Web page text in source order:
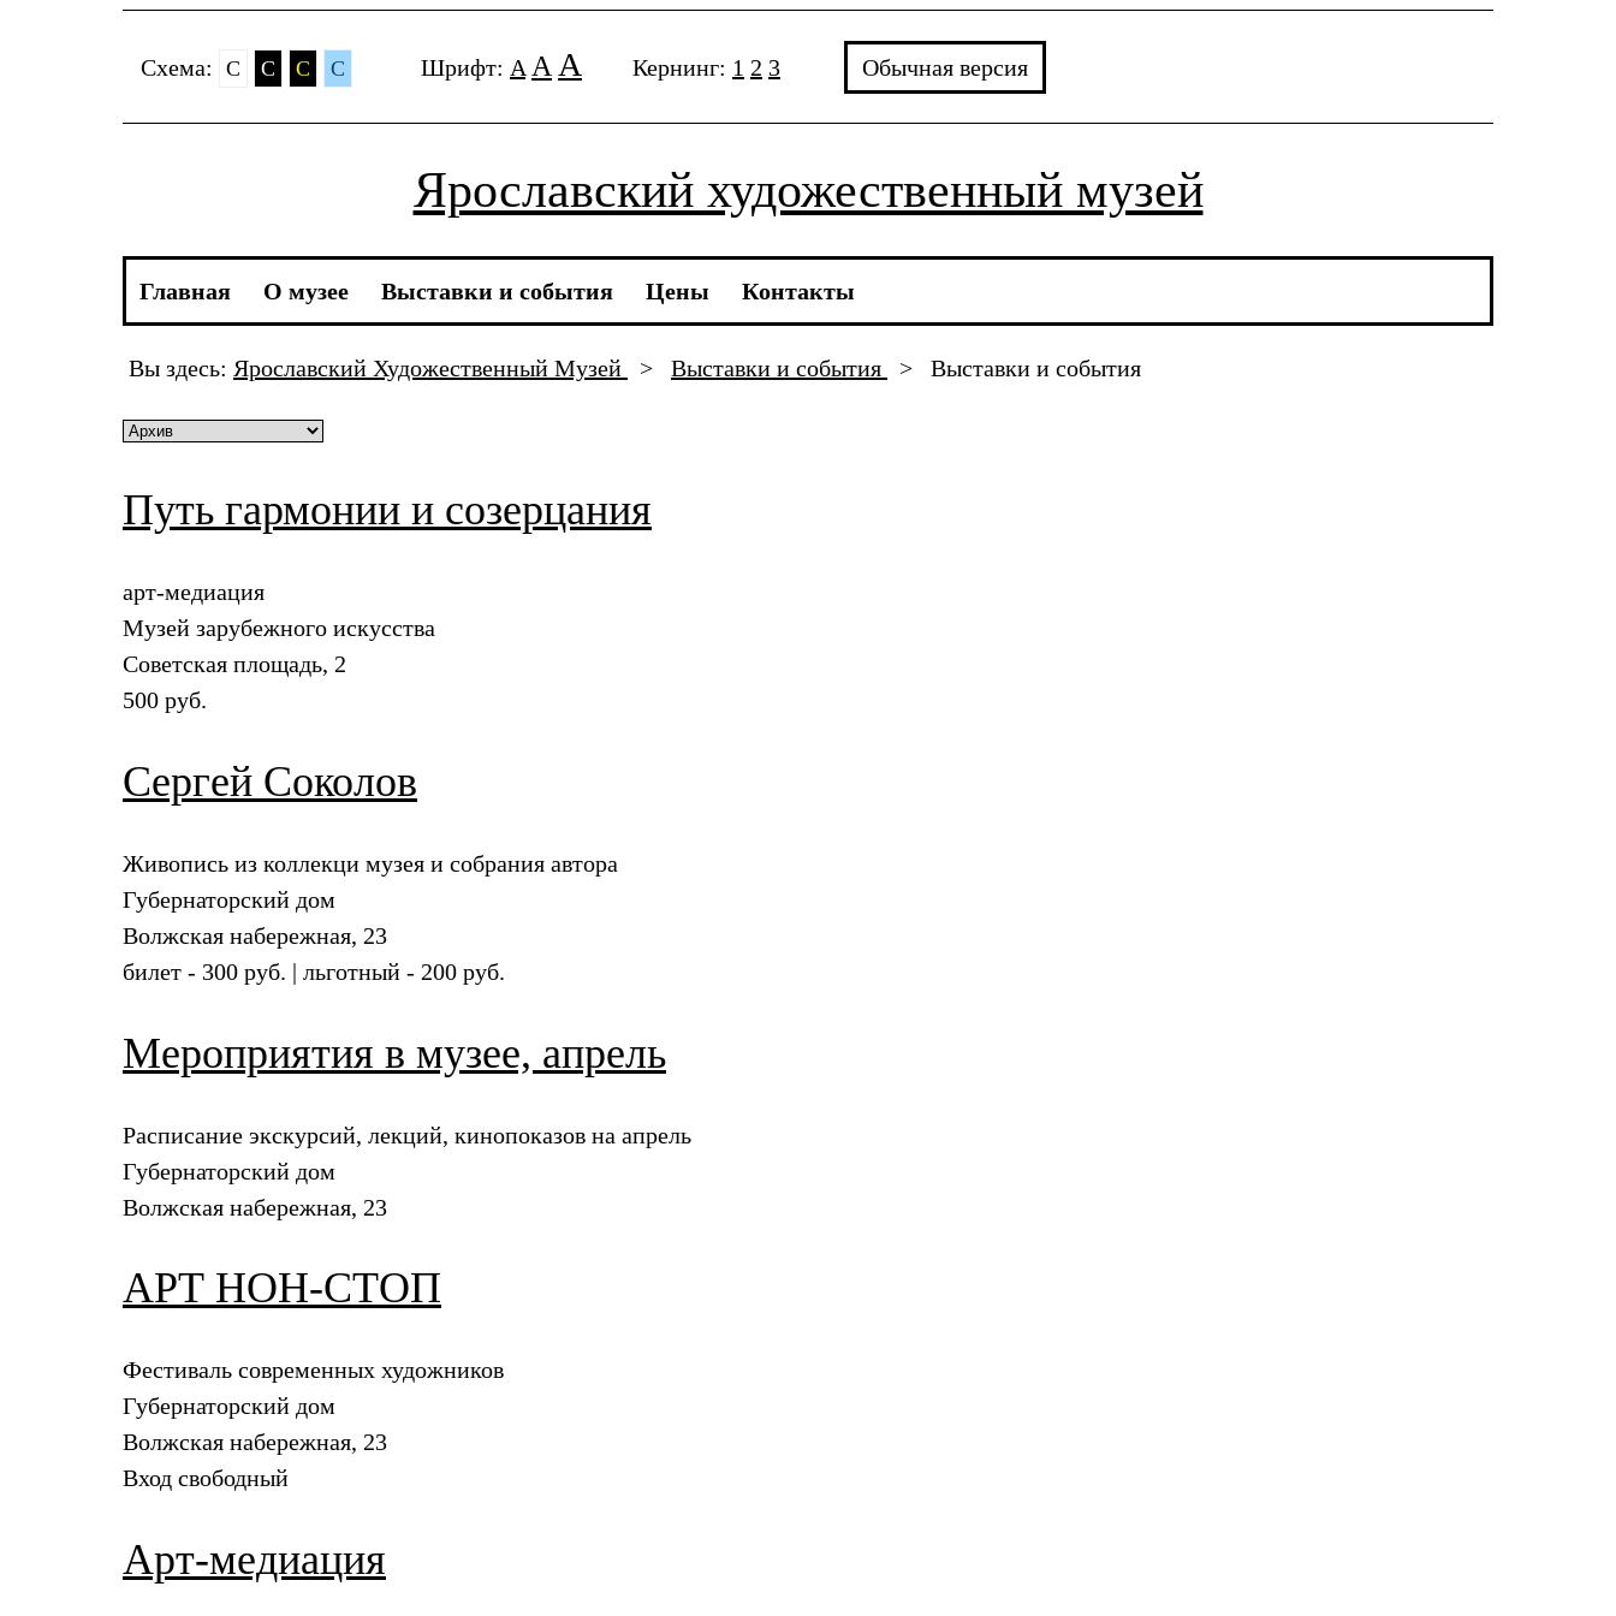
Cхема: C C C C Шрифт: A A A Кернинг: 1 2 3 Обычная версия
Ярославский художественный музей
Главная О музее Выставки и события Цены Контакты
Вы здесь: Ярославский Художественный Музей > Выставки и события > Выставки и события
Путь гармонии и созерцания
арт-медиация
Музей зарубежного искусства
Советская площадь, 2
500 руб.
Сергей Соколов
Живопись из коллекци музея и собрания автора
Губернаторский дом
Волжская набережная, 23
билет - 300 руб. | льготный - 200 руб.
Мероприятия в музее, апрель
Расписание экскурсий, лекций, кинопоказов на апрель
Губернаторский дом
Волжская набережная, 23
АРТ НОН-СТОП
Фестиваль современных художников
Губернаторский дом
Волжская набережная, 23
Вход свободный
Арт-медиация